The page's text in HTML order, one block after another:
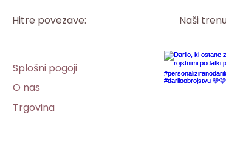
Hitre povezave:
Splošni pogoji
O nas
Trgovina
Naši